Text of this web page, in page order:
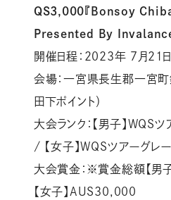
QS3,000『Bonsoy
Presented By Invalance
開催日程：2023年 7月21日
会場：一宮県長生郡一宮町
田下ポイント）
大会ランク：【男子】WQS
/ 【女子】WQSツアーグレ
大会賞金：※賞金総額【
【女子】AUS30,000